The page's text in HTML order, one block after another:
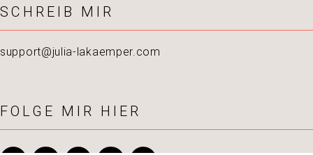
SCHREIB MIR
support@julia-lakaemper.com
FOLGE MIR HIER